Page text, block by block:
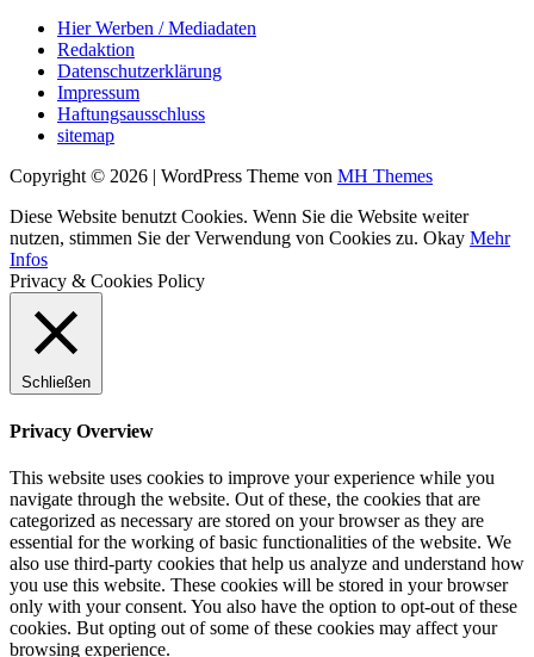
Hier Werben / Mediadaten
Redaktion
Datenschutzerklärung
Impressum
Haftungsausschluss
sitemap
Copyright © 2026 | WordPress Theme von MH Themes
Diese Website benutzt Cookies. Wenn Sie die Website weiter
nutzen, stimmen Sie der Verwendung von Cookies zu. Okay Mehr
Infos
Privacy & Cookies Policy
Schließen
Privacy Overview
This website uses cookies to improve your experience while you
navigate through the website. Out of these, the cookies that are
categorized as necessary are stored on your browser as they are
essential for the working of basic functionalities of the website. We
also use third-party cookies that help us analyze and understand how
you use this website. These cookies will be stored in your browser
only with your consent. You also have the option to opt-out of these
cookies. But opting out of some of these cookies may affect your
browsing experience.